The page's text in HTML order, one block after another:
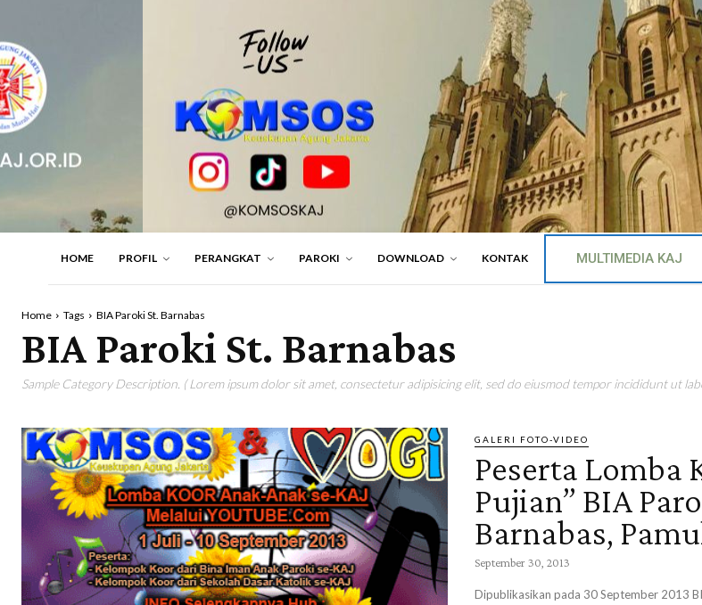
HOME PROFIL PERANGKAT PAROKI DOWNLOAD KONTAK MULTIMEDIA KAJ
Home Tags BIA Paroki St. Barnabas
BIA Paroki St. Barnabas
Sample Category Description. ( Lorem ipsum dolor sit amet, consectetur adipisicing elit, sed do eiusmod tempor incididunt ut
GALERI FOTO-VIDEO
Peserta Lomba
Pujian” BIA
Barnabas,
September 30, 2013
Dipublikasikan pada 30 September 2013